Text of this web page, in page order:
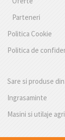
Parteneri
Politica Cookie
Politica de
Sare si produse
Ingrasaminte
Masini si utilaje